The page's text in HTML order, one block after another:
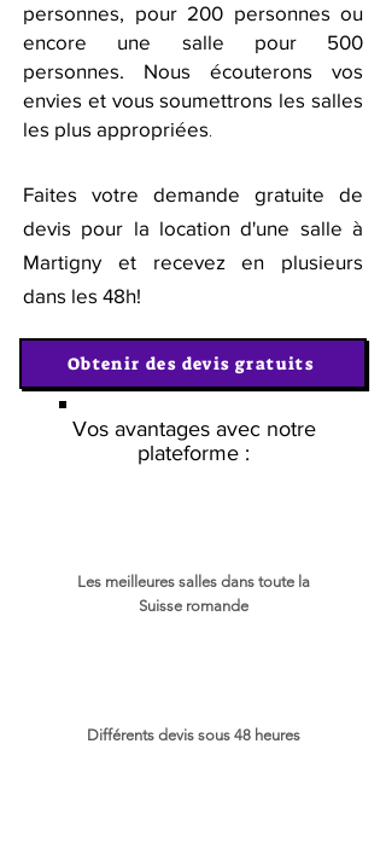
personnes, pour 200 personnes ou
encore une salle pour 500
personnes. Nous écouterons vos
envies et vous soumettrons les salles
les plus appropriées
Faites votre demande gratuite de
devis pour la location d'une salle à
Martigny et recevez en plusieurs
dans les 48h!
Obtenir des devis gratuits
Vos avantages avec notre
plateforme :
Les meilleures salles dans toute la
Suisse romande
Différents devis sous 48 heures